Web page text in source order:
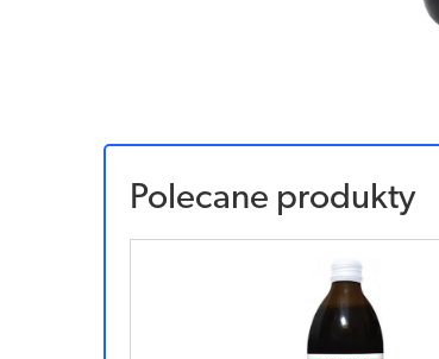
Polecane produkty